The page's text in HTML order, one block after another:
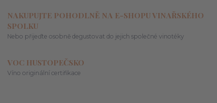
NAKUPUJTE POHODLNĚ NA E-SHOPU VINAŘSKÉHO
SPOLKU
Nebo přijeďte osobně degustovat do jejich společné vinotéky
VOC HUSTOPEČSKO
Víno originální certifikace